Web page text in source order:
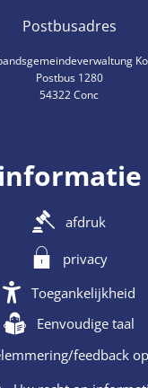
Postbusadres
Postbus 1280
54322 Conc
informatie
afdruk
privacy
Toegankelijkheid
Eenvoudige taal
feedback